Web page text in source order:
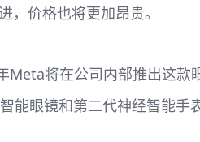
，价格也将更加昂贵。
Meta将在公司内部推出这款
能眼镜和第二代神经智能手